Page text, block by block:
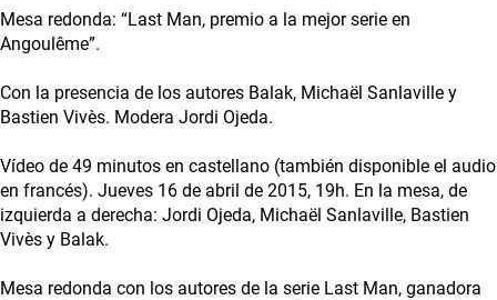
Mesa redonda: “Last Man, premio a la mejor serie en
Angoulême”.
Con la presencia de los autores Balak, Michaël Sanlaville y
Bastien Vivès. Modera Jordi Ojeda.
Vídeo de 49 minutos en castellano (también disponible el audio
en francés). Jueves 16 de abril de 2015, 19h. En la mesa, de
izquierda a derecha: Jordi Ojeda, Michaël Sanlaville, Bastien
Vivès y Balak.
Mesa redonda con los autores de la serie Last Man, ganadora